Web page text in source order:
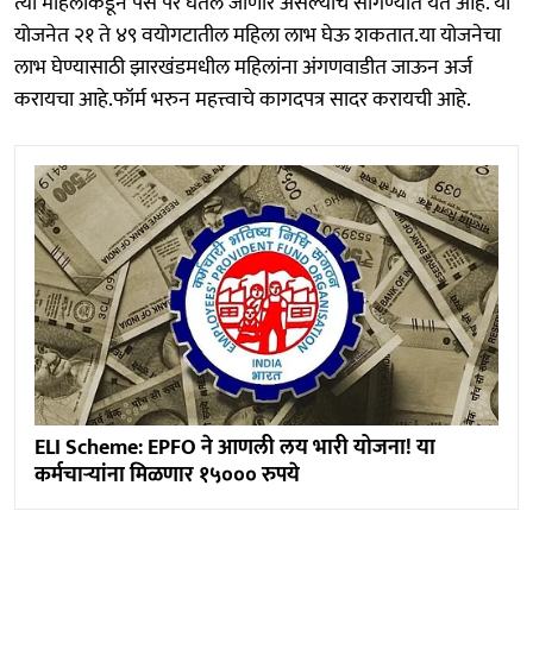
योजनेत २१ ते ४९ वयोगटातील महिला लाभ घेऊ शकतात.या योजनेचा
लाभ घेण्यासाठी झारखंडमधील महिलांना अंगणवाडीत जाऊन अर्ज
करायचा आहे.फॉर्म भरुन महत्त्वाचे कागदपत्र सादर करायची आहे.
ELI Scheme: EPFO ने आणली लय भारी योजना! या
कर्मचाऱ्यांना मिळणार १५००० रुपये